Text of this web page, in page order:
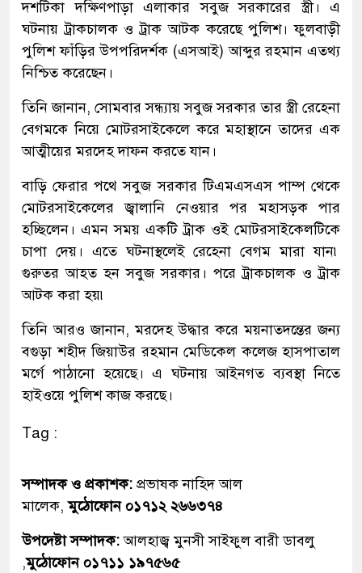
দশটিকা দক্ষিণপাড়া এলাকার সবুজ সরকারের স্ত্রী। এ
ঘটনায় ট্রাকচালক ও ট্রাক আটক করেছে পুলিশ। ফুলবাড়ী
পুলিশ ফাঁড়ির উপপরিদর্শক (এসআই) আব্দুর রহমান এতথ্য
নিশ্চিত করেছেন।
তিনি জানান, সোমবার সন্ধ্যায় সবুজ সরকার তার স্ত্রী রেহেনা
বেগমকে নিয়ে মোটরসাইকেলে করে মহাস্থানে তাদের এক
আত্মীয়ের মরদেহ দাফন করতে যান।
বাড়ি ফেরার পথে সবুজ সরকার টিএমএসএস পাম্প থেকে
মোটরসাইকেলের জ্বালানি নেওয়ার পর মহাসড়ক পার
হচ্ছিলেন। এমন সময় একটি ট্রাক ওই মোটরসাইকেলটিকে
চাপা দেয়। এতে ঘটনাস্থলেই রেহেনা বেগম মারা যান৷
গুরুতর আহত হন সবুজ সরকার। পরে ট্রাকচালক ও ট্রাক
আটক করা হয়৷
তিনি আরও জানান, মরদেহ উদ্ধার করে ময়নাতদন্তের জন্য
বগুড়া শহীদ জিয়াউর রহমান মেডিকেল কলেজ হাসপাতাল
মর্গে পাঠানো হয়েছে। এ ঘটনায় আইনগত ব্যবস্থা নিতে
হাইওয়ে পুলিশ কাজ করছে।
Tag :
সম্পাদক ও প্রকাশক: প্রভাষক নাহিদ আল
মালেক,মুঠোফোন ০১৭১২ ২৬৬৩৭৪
উপদেষ্টা সম্পাদক:আলহাজ্ব মুনসী সাইফুল বারী ডাবলু
,মুঠোফোন ০১৭১১ ১৯৭৫৬৫